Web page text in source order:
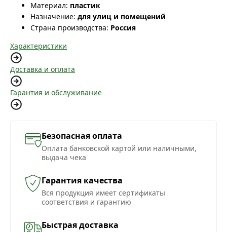
Материал: пластик
Назначение: для улиц и помещений
Страна производства: Россия
Характеристики
Доставка и оплата
Гарантия и обслуживание
Безопасная оплата
Оплата банковской картой или наличными,
выдача чека
Гарантия качества
Вся продукция имеет сертификаты
соответствия и гарантию
Быстрая доставка